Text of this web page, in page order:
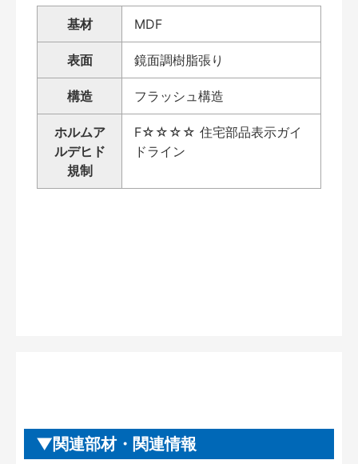
基材 MDF
表面 鏡面調樹脂張り
構造 フラッシュ構造
ホルムア
ルデヒド
規制
F☆☆☆☆ 住宅部品表示ガイ
ドライン
関連部材・関連情報